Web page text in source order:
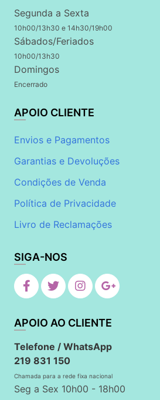
Segunda a Sexta
10h00/13h30 e 14h30/19h00
Sábados/Feriados
10h00/13h30
Domingos
Encerrado
APOIO CLIENTE
Envios e Pagamentos
Garantias e Devoluções
Condições de Venda
Política de Privacidade
Livro de Reclamações
SIGA-NOS
APOIO AO CLIENTE
Telefone / WhatsApp
219 831 150
Chamada para a rede fixa nacional
Seg a Sex 10h00 - 18h00